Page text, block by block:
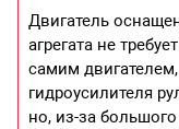
Двигатель
агрегата не
самим
гидроусилителя
но, из-за